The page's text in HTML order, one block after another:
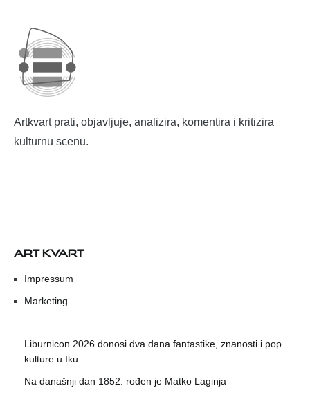
Artkvart prati, objavljuje, analizira, komentira i kritizira
kulturnu scenu.
ART KVART
Impressum
Marketing
Liburnicon 2026 donosi dva dana fantastike, znanosti i pop
kulture u Iku
Na današnji dan 1852. rođen je Matko Laginja